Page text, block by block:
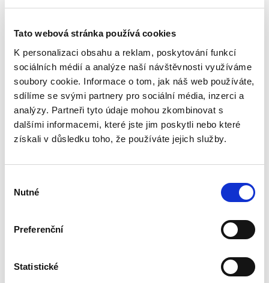
Tato webová stránka používá cookies
K personalizaci obsahu a reklam, poskytování funkcí
sociálních médií a analýze naší návštěvnosti využíváme
soubory cookie. Informace o tom, jak náš web používáte,
sdílíme se svými partnery pro sociální média, inzerci a
analýzy. Partneři tyto údaje mohou zkombinovat s
dalšími informacemi, které jste jim poskytli nebo které
získali v důsledku toho, že používáte jejich služby.
souhlasu
Nutné
Preferenční
Statistické
2. VYDÁNÍ
Jolana Těšinová,Tomáš Doležal,Radek Policar
890,00 Kč
Učebnice medicínského práva podává
právních institutů a právních vztahů regulujících